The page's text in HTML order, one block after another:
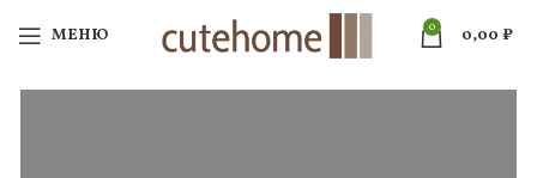
МЕНЮ 0 0,00 ₽